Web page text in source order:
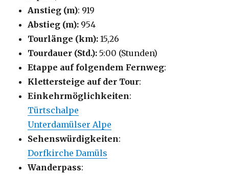
Anstieg (m): 919
Abstieg (m): 954
Tourlänge (km):15,26
Tourdauer (Std.): 5:00 (Stunden)
Etappe auf folgendem Fernweg:
Klettersteige auf der Tour:
Einkehrmöglichkeiten:
Türtschalpe
Unterdamülser Alpe
Sehenswürdigkeiten:
Dorfkirche Damüls
Wanderpass: